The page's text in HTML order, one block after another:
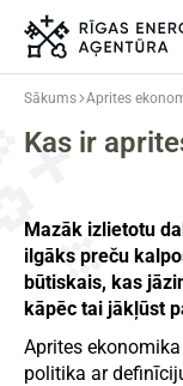
Sākums Aprites
Kas ir
Mazāk izlietotu
ilgāks preču
būtiskais, kas
kāpēc tai jākļūst
Aprites
politika ar